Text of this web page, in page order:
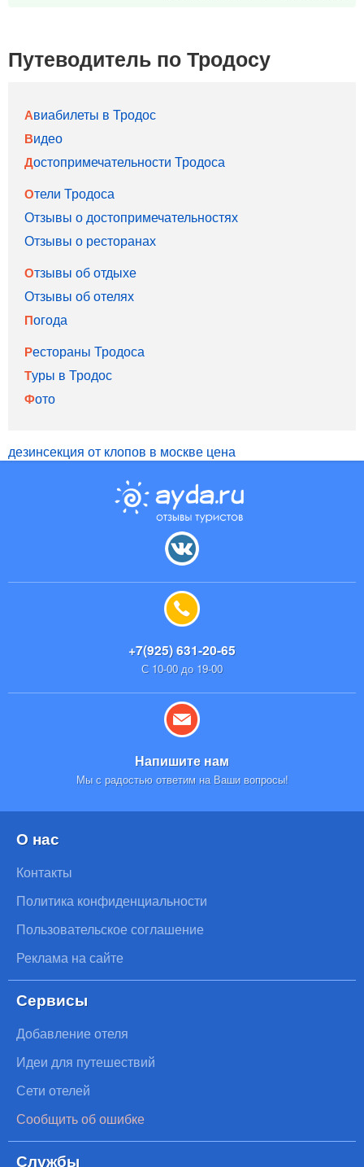
Путеводитель по Тродосу
Авиабилеты в Тродос
Видео
Достопримечательности Тродоса
Отели Тродоса
Отзывы о достопримечательностях
Отзывы о ресторанах
Отзывы об отдыхе
Отзывы об отелях
Погода
Рестораны Тродоса
Туры в Тродос
Фото
дезинсекция от клопов в москве цена
+7(925) 631-20-65
С 10-00 до 19-00
Напишите нам
Мы с радостью ответим на Ваши вопросы!
О нас
Контакты
Политика конфиденциальности
Пользовательское соглашение
Реклама на сайте
Сервисы
Добавление отеля
Идеи для путешествий
Сети отелей
Сообщить об ошибке
Службы